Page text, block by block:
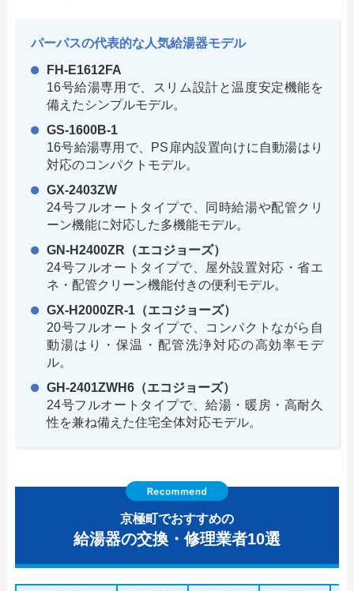
パーパスの代表的な人気給湯器モデル
FH-E1612FA
16号給湯専用で、スリム設計と温度安定機能を
備えたシンプルモデル。
GS-1600B-1
16号給湯専用で、PS扉内設置向けに自動湯はり
対応のコンパクトモデル。
GX-2403ZW
24号フルオートタイプで、同時給湯や配管クリ
ーン機能に対応した多機能モデル。
GN-H2400ZR（エコジョーズ）
24号フルオートタイプで、屋外設置対応・省エ
ネ・配管クリーン機能付きの便利モデル。
GX-H2000ZR-1（エコジョーズ）
20号フルオートタイプで、コンパクトながら自
動湯はり・保温・配管洗浄対応の高効率モデ
ル。
GH-2401ZWH6（エコジョーズ）
24号フルオートタイプで、給湯・暖房・高耐久
性を兼ね備えた住宅全体対応モデル。
京極町でおすすめの
給湯器の交換・修理業者10選